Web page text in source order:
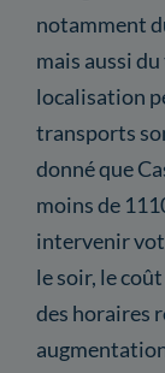
notamment
mais aussi
localisation
transports
donné que
moins de
intervenir
le soir, le
des horaires